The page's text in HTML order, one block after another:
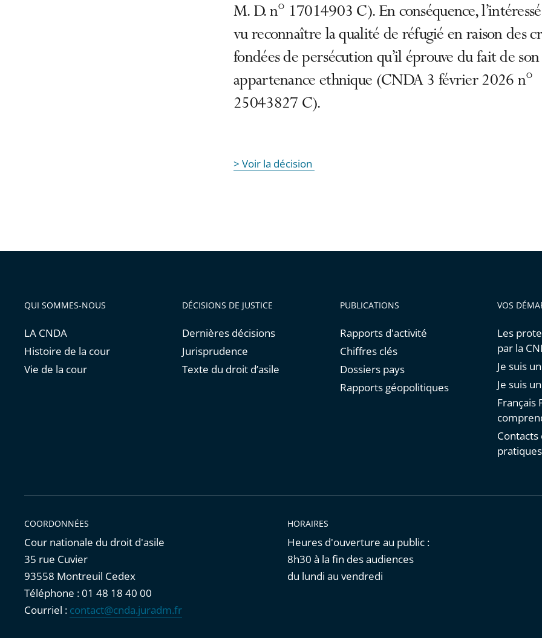
M. D. n° 17014903 C). En conséquence, l’intéressé
vu reconnaître la qualité de réfugié en raison des
fondées de persécution qu’il éprouve du fait de son
appartenance ethnique (CNDA 3 février 2026 n°
25043827 C).
> Voir la décision
QUI SOMMES-NOUS
LA CNDA
Histoire de la cour
Vie de la cour
DÉCISIONS DE JUSTICE
Dernières décisions
Jurisprudence
Texte du droit d’asile
PUBLICATIONS
Rapports d'activité
Chiffres clés
Dossiers pays
Rapports géopolitiques
VOS
Les
par la
Je suis
Je suis
Français
pratiques
COORDONNÉES
Cour nationale du droit d'asile
35 rue Cuvier
93558 Montreuil Cedex
Téléphone : 01 48 18 40 00
Courriel : contact@cnda.juradm.fr
HORAIRES
Heures d'ouverture au public :
8h30 à la fin des audiences
du lundi au vendredi